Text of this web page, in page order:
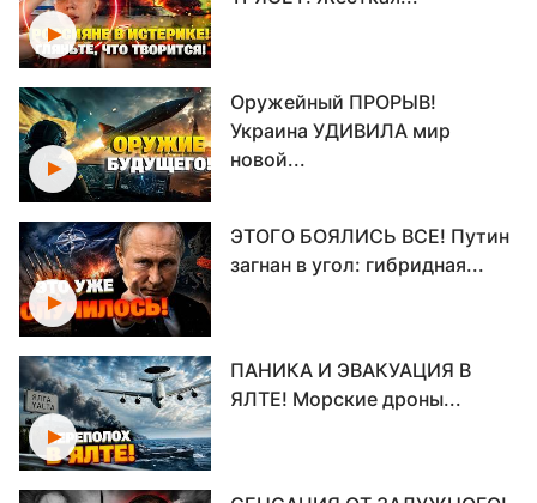
Оружейный ПРОРЫВ!
Украина УДИВИЛА мир
новой...
ЭТОГО БОЯЛИСЬ ВСЕ! Путин
загнан в угол: гибридная...
ПАНИКА И ЭВАКУАЦИЯ В
ЯЛТЕ! Морские дроны...